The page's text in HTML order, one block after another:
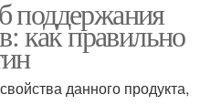
поддержания
как правильно
данного продукта,